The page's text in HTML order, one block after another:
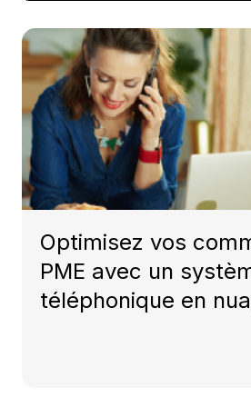
Optimisez vos
PME avec un
téléphonique en